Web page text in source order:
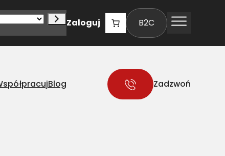
Zaloguj B2C
Blog Zadzwoń